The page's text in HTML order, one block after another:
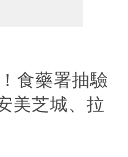
食藥署抽驗
芝城、拉